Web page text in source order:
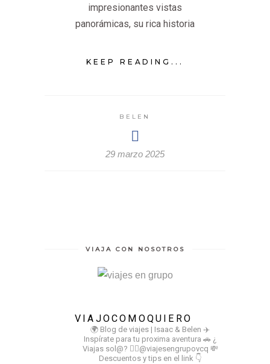
impresionantes vistas
panorámicas, su rica historia
KEEP READING...
BELEN
29 marzo 2025
VIAJA CON NOSOTROS
VIAJOCOMOQUIERO
🌍 Blog de viajes | Isaac & Belen ✈️
Inspírate para tu proxima aventura 🚗 ¿
Viajas sol@? 👉🏻@viajesengrupovcq 💸
Descuentos y tips en el link 👇